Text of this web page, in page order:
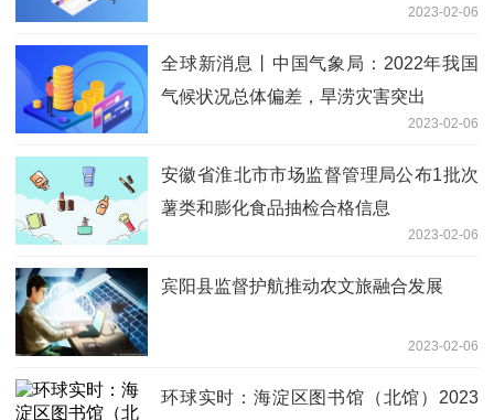
2023-02-06
全球新消息丨中国气象局：2022年我国
气候状况总体偏差，旱涝灾害突出
2023-02-06
安徽省淮北市市场监督管理局公布1批次
薯类和膨化食品抽检合格信息
2023-02-06
宾阳县监督护航推动农文旅融合发展
2023-02-06
环球实时：海淀区图书馆（北馆）2023